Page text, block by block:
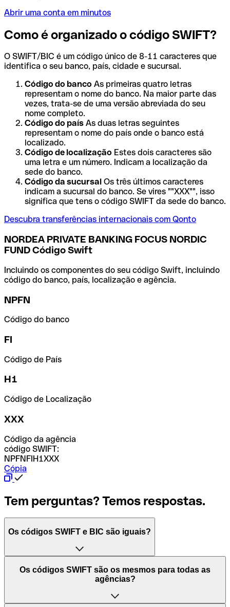
Abrir uma conta em minutos
Como é organizado o código SWIFT?
O SWIFT/BIC é um código único de 8-11 caracteres que
identifica o seu banco, país, cidade e sucursal.
Código do banco As primeiras quatro letras
representam o nome do banco. Na maior parte das
vezes, trata-se de uma versão abreviada do seu
nome completo.
Código do país As duas letras seguintes
representam o nome do país onde o banco está
localizado.
Código de localização Estes dois caracteres são
uma letra e um número. Indicam a localização da
sede do banco.
Código da sucursal Os três últimos caracteres
indicam a sucursal do banco. Se vires ""XXX"", isso
significa que tens o código SWIFT da sede do banco.
Descubra transferências internacionais com Qonto
NORDEA PRIVATE BANKING FOCUS NORDIC
FUND Código Swift
Incluindo os componentes do seu código Swift, incluindo
código do banco, país, localização e agência.
NPFN
Código do banco
FI
Código de País
H1
Código de Localização
XXX
Código da agência
código SWIFT:
NPFNFIH1XXX
Cópia
Tem perguntas? Temos respostas.
Os códigos SWIFT e BIC são iguais?
O acrónimo SWIFT significa "Society for Worldwide
Interbank Financial Telecommunication (Sociedade para
Mundiais)". Trata-se de uma rede mundial onde se
Os códigos SWIFT são os mesmos para todas as
agências?